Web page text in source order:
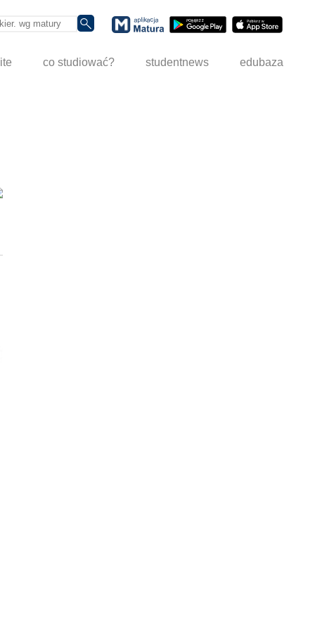
co studiować? studentnews edubaza